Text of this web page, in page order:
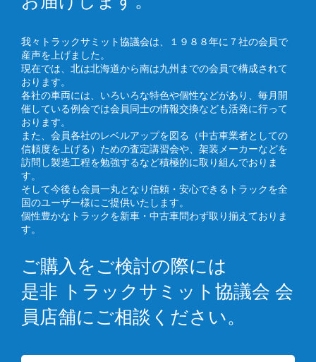
我々トラックサミット協議会は、１９８８年に７社の会員で
産声を上げました。
現在では、北は北海道から南は九州までの会員で構成されて
おります。
各社の車両には、いろいろな特色や個性などがあり、毎月開
催している例会では会員同士の情報交換なども活発に行って
おります。
また、会員各社のレベルアップを図る（中古車業者としての
信頼度を上げる）ための査定講習会や、架装メーカーなどを
訪問し製造工程を勉強するなど積極的に取り組んでおりま
す。
そして今後も会員一丸となり信頼・安心できるトラックを全
国のユーザー様にご提供いたします。
個性豊かなトラックを新車・中古車問わず取り揃えておりま
す。
ご購入をご検討の際には
是非 トラックサミット協議会 会
員店舗にご相談ください。